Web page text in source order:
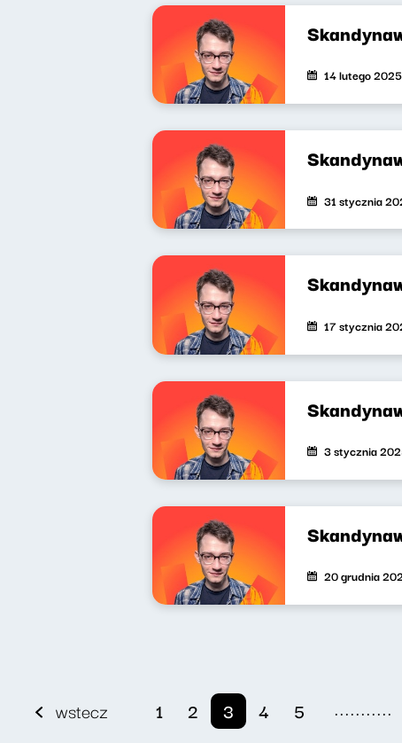
14 lutego 2025
31 stycznia
17 stycznia
3 stycznia
20 grudnia
wstecz 1 2 3 4 5 ...........